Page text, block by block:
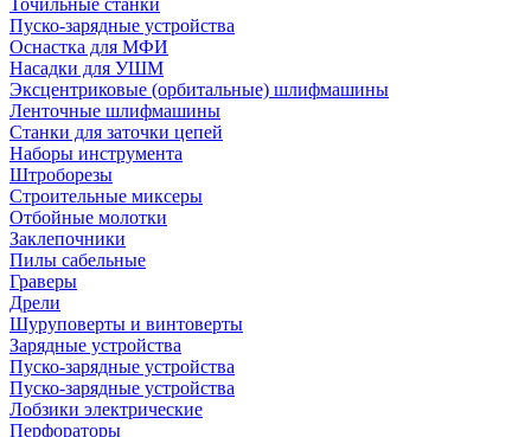
Точильные станки
Пуско-зарядные устройства
Оснастка для МФИ
Насадки для УШМ
Эксцентриковые (орбитальные) шлифмашины
Ленточные шлифмашины
Станки для заточки цепей
Наборы инструмента
Штроборезы
Строительные миксеры
Отбойные молотки
Заклепочники
Пилы сабельные
Граверы
Дрели
Шуруповерты и винтоверты
Зарядные устройства
Пуско-зарядные устройства
Пуско-зарядные устройства
Лобзики электрические
Перфораторы